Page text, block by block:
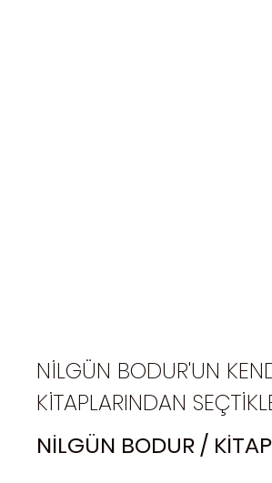
NİLGÜN BODUR'UN
KİTAPLARINDAN
NİLGÜN BODUR /